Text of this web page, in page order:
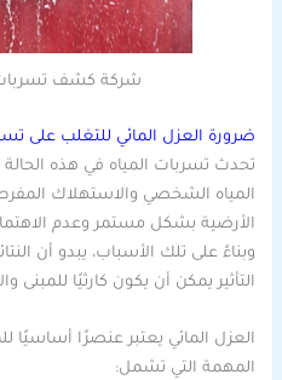
شركة كشف تسربات
ضرورة العزل المائي للتغلب على
المياه الشخصي والاستهلاك
الأرضية بشكل مستمر وعدم
وبناءً على تلك الأسباب، يبدو أن
التأثير يمكن أن يكون كارثيًا
العزل المائي يعتبر عنصرًا أساسيًا
المهمة التي تشمل: